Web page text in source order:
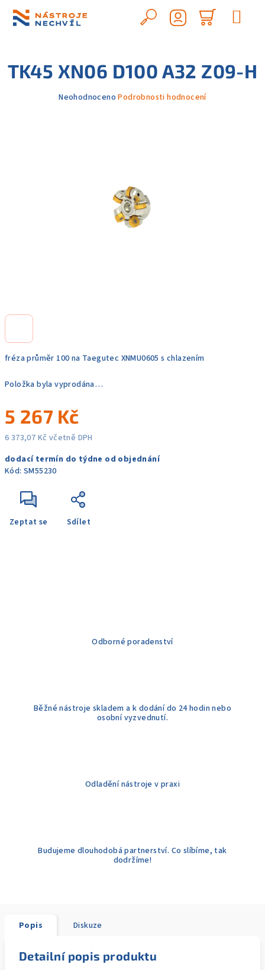
obsah
Hledat
košík
fréza průměr 100 na Taegutec XNMU0605 s chlazením
Položka byla vyprodána…
5 267 Kč
6 373,07 Kč včetně DPH
cena:
dodací termín do týdne od objednání
Kód: SM55230
Zeptat se Sdílet
TK45 XN06 D100 A32 Z09-H
Průměrné
Neohodnoceno Podrobnosti hodnocení
Odborné poradenství
Běžné nástroje skladem a k dodání do 24 hodin nebo
osobní vyzvednutí.
Odladění nástroje v praxi
Budujeme dlouhodobá partnerství. Co slíbíme, tak
dodržíme!
Popis Diskuze
Detailní popis produktu